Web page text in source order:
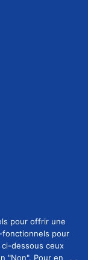
pour offrir une
fonctionnels pour
dessous ceux
"Non". Pour en